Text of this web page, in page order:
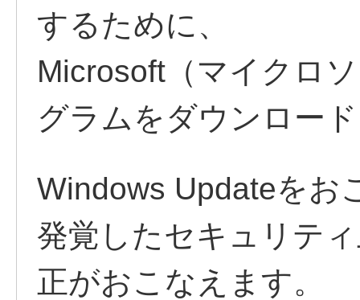
するために、
Microsoft（マイクロ
グラムをダウンロー
Windows Updateをお
発覚したセキュリテ
正がおこなえます。